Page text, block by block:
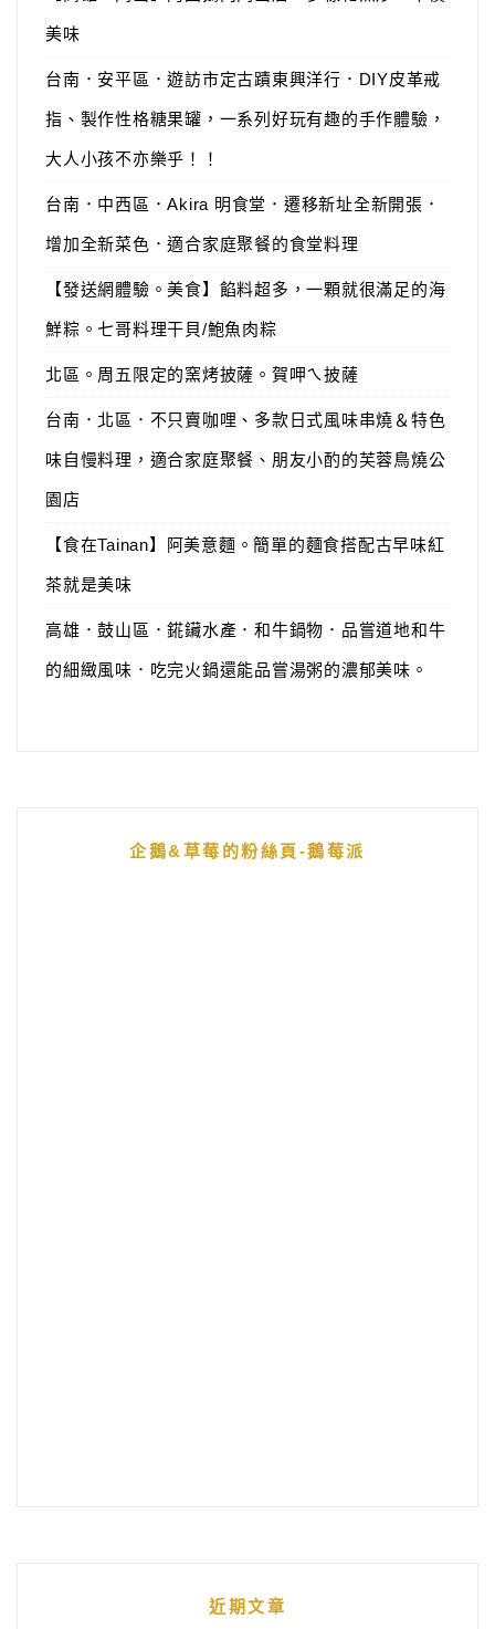
美味
台南．安平區．遊訪市定古蹟東興洋行．DIY皮革戒
指、製作性格糖果罐，一系列好玩有趣的手作體驗，
大人小孩不亦樂乎！！
台南．中西區．Akira 明食堂．遷移新址全新開張．
增加全新菜色．適合家庭聚餐的食堂料理
【發送網體驗。美食】餡料超多，一顆就很滿足的海
鮮粽。七哥料理干貝/鮑魚肉粽
北區。周五限定的窯烤披薩。賀呷ㄟ披薩
台南．北區．不只賣咖哩、多款日式風味串燒＆特色
味自慢料理，適合家庭聚餐、朋友小酌的芙蓉鳥燒公
園店
【食在Tainan】阿美意麵。簡單的麵食搭配古早味紅
茶就是美味
高雄．鼓山區．錵鑶水產．和牛鍋物．品嘗道地和牛
的細緻風味．吃完火鍋還能品嘗湯粥的濃郁美味。
企鵝&草莓的粉絲頁-鵝莓派
近期文章